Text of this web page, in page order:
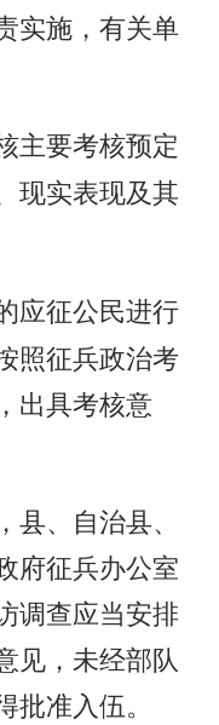
实施，有关单
主要考核预定
现实表现及其
应征公民进行
照征兵政治考
出具考核意
、自治县、
府征兵办公室
调查应当安排
见，未经部队
准入伍。